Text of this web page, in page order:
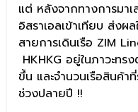
แต่ หลังจากทางการมาเ
อิสราเอลเข้าเทียบ ส่ง
สายการเดินเรือ ZIM
HKHKG อยู่ในภาวะท
ขึ้น และจำนวนเรือสินค้า
ช่วงปลายปี !!